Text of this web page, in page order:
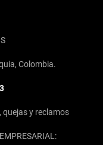
Colombia.
y reclamos